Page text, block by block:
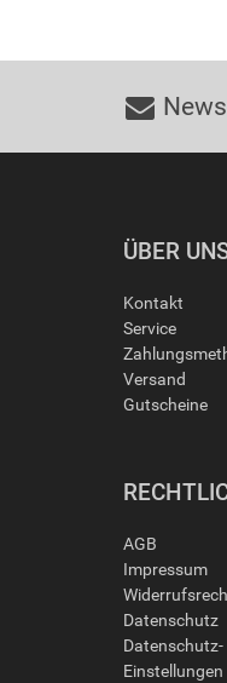
ÜBER
Kontakt
Service
Versand
Gutscheine
AGB
Impressum
Datenschutz
Datenschutz-
Einstellungen